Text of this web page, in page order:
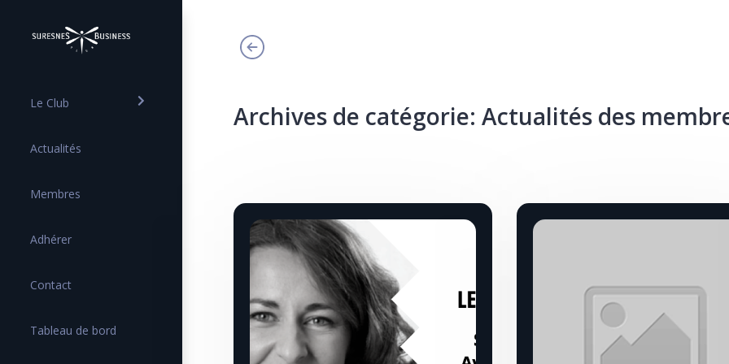
Le Club
Actualités
Membres
Adhérer
Contact
Tableau de bord
Archives de catégorie: Actualités des